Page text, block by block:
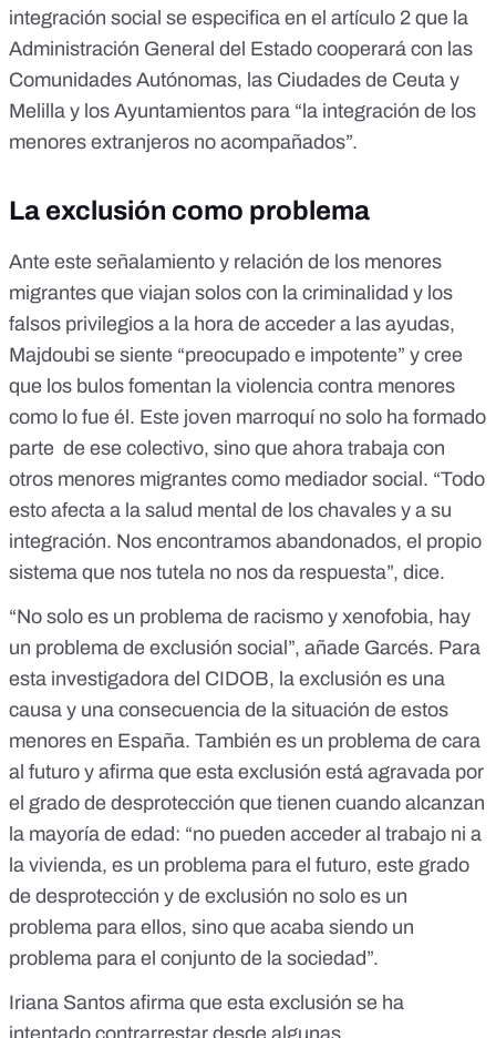
integración social se especifica en el artículo 2 que la
Administración General del Estado cooperará con las
Comunidades Autónomas, las Ciudades de Ceuta y
Melilla y los Ayuntamientos para “la integración de los
menores extranjeros no acompañados”.
La exclusión como problema
Ante este señalamiento y relación de los menores
migrantes que viajan solos con la criminalidad y los
falsos privilegios a la hora de acceder a las ayudas,
Majdoubi se siente “preocupado e impotente” y cree
que los bulos fomentan la violencia contra menores
como lo fue él. Este joven marroquí no solo ha formado
parte de ese colectivo, sino que ahora trabaja con
otros menores migrantes como mediador social. “Todo
esto afecta a la salud mental de los chavales y a su
integración. Nos encontramos abandonados, el propio
sistema que nos tutela no nos da respuesta”, dice.
“No solo es un problema de racismo y xenofobia, hay
un problema de exclusión social”, añade Garcés. Para
esta investigadora del CIDOB, la exclusión es una
causa y una consecuencia de la situación de estos
menores en España. También es un problema de cara
al futuro y afirma que esta exclusión está agravada por
el grado de desprotección que tienen cuando alcanzan
la mayoría de edad: “no pueden acceder al trabajo ni a
la vivienda, es un problema para el futuro, este grado
de desprotección y de exclusión no solo es un
problema para ellos, sino que acaba siendo un
problema para el conjunto de la sociedad”.
Iriana Santos afirma que esta exclusión se ha